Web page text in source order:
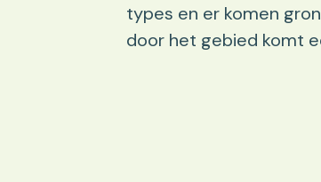
types en er komen
door het gebied komt